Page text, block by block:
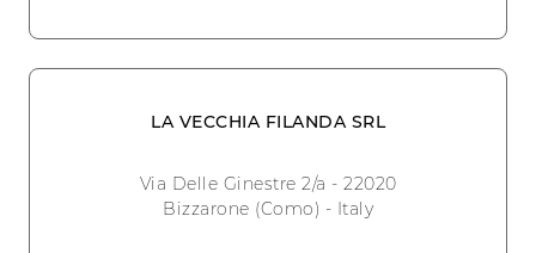
LA VECCHIA FILANDA SRL
Via Delle Ginestre 2/a - 22020
Bizzarone (Como) - Italy